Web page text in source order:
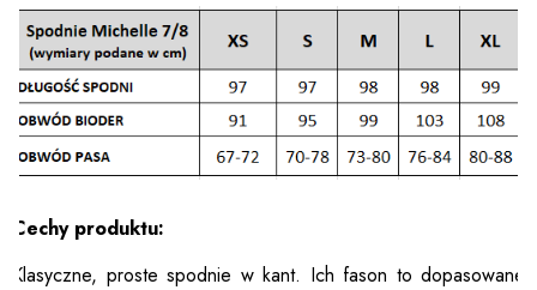
Cechy produktu:
Klasyczne, proste spodnie w kant. Ich fason to dopasowane